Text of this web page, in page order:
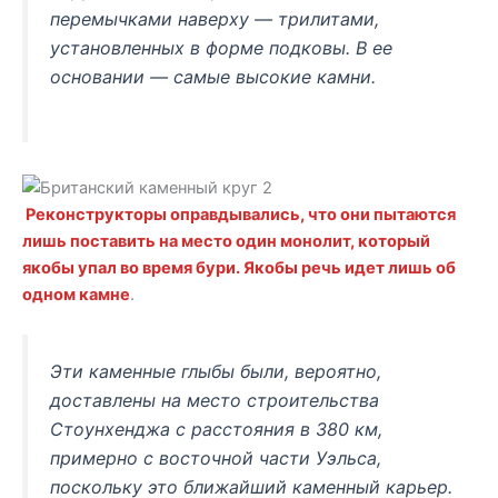
перемычками наверху — трилитами,
установленных в форме подковы. В ее
основании — самые высокие камни.
Реконструкторы оправдывались, что они пытаются
лишь поставить на место один монолит, который
якобы упал во время бури. Якобы речь идет лишь об
одном камне.
Эти каменные глыбы были, вероятно,
доставлены на место строительства
Стоунхенджа с расстояния в 380 км,
примерно с восточной части Уэльса,
поскольку это ближайший каменный карьер.